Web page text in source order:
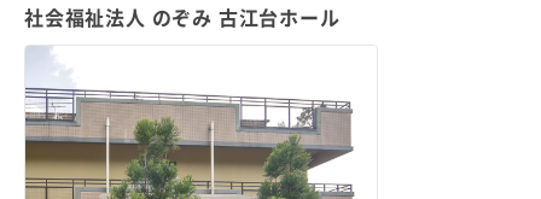
社会福祉法人 のぞみ 古江台ホール